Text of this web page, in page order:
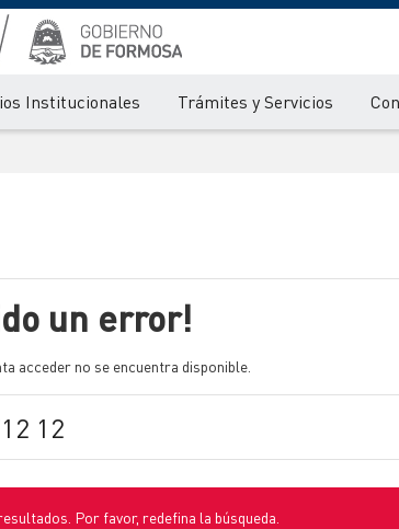
Institucionales Trámites y Servicios
un error!
acceder no se encuentra disponible.
Por favor, redefina la búsqueda.